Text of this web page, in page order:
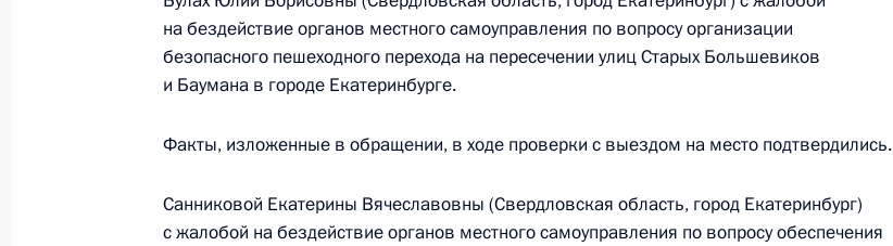
11 мая 2018 года, 19:01
Управления Государственной фельдъегерской службы Российской Федерации
по Центральному федеральному округу Евгений Трифонов провёл в Приёмной
на бездействие органов местного самоуправления по вопросу организации
безопасного пешеходного перехода на пересечении улиц Старых Большевиков
и Баумана в городе Екатеринбурге.
Факты, изложенные в обращении, в ходе проверки с выездом на место подтвердились.
Санниковой Екатерины Вячеславовны (Свердловская область, город Екатеринбург)
с жалобой на бездействие органов местного самоуправления по вопросу обеспечения